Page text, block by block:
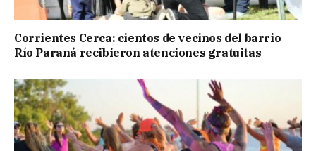
Corrientes Cerca: cientos de vecinos del barrio
Río Paraná recibieron atenciones gratuitas